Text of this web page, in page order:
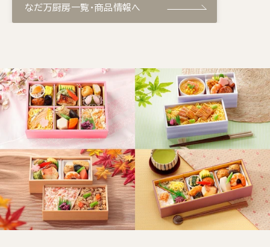
なだ万厨房一覧・商品情報へ